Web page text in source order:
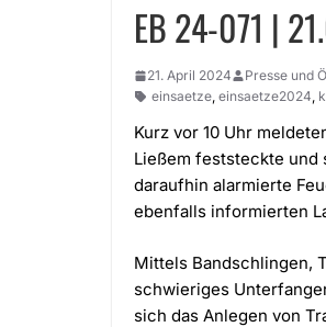
EB 24-071 |
21. April 2024 Presse und
einsaetze, einsaetze2024,
Kurz vor 10 Uhr
Ließem feststeckte und
daraufhin alarmierte
ebenfalls informierten
Mittels Bandschlingen,
schwieriges
sich das Anlegen von